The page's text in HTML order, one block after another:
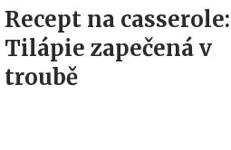
Recept na casserole:
Tilápie zapečená v
troubě